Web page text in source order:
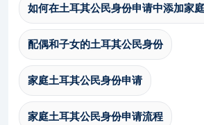
如何在土耳其公民身份申请中添加家
配偶和子女的土耳其公民身份
家庭土耳其公民身份申请
家庭土耳其公民身份申请流程